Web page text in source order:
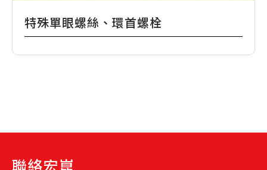
特殊單眼螺絲、環首螺栓
聯絡宏崑